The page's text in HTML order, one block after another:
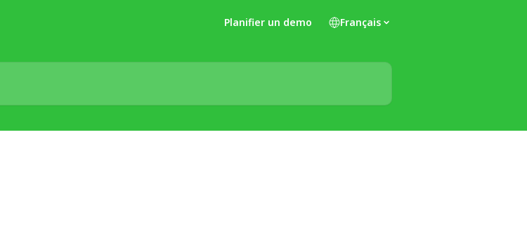
Planifier un demo Français